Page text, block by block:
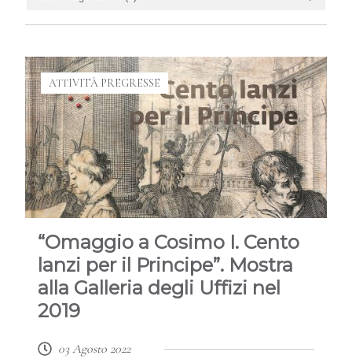
ATTIVITÀ PREGRESSE
“Omaggio a Cosimo I. Cento
lanzi per il Principe”. Mostra
alla Galleria degli Uffizi nel
2019
03 Agosto 2022